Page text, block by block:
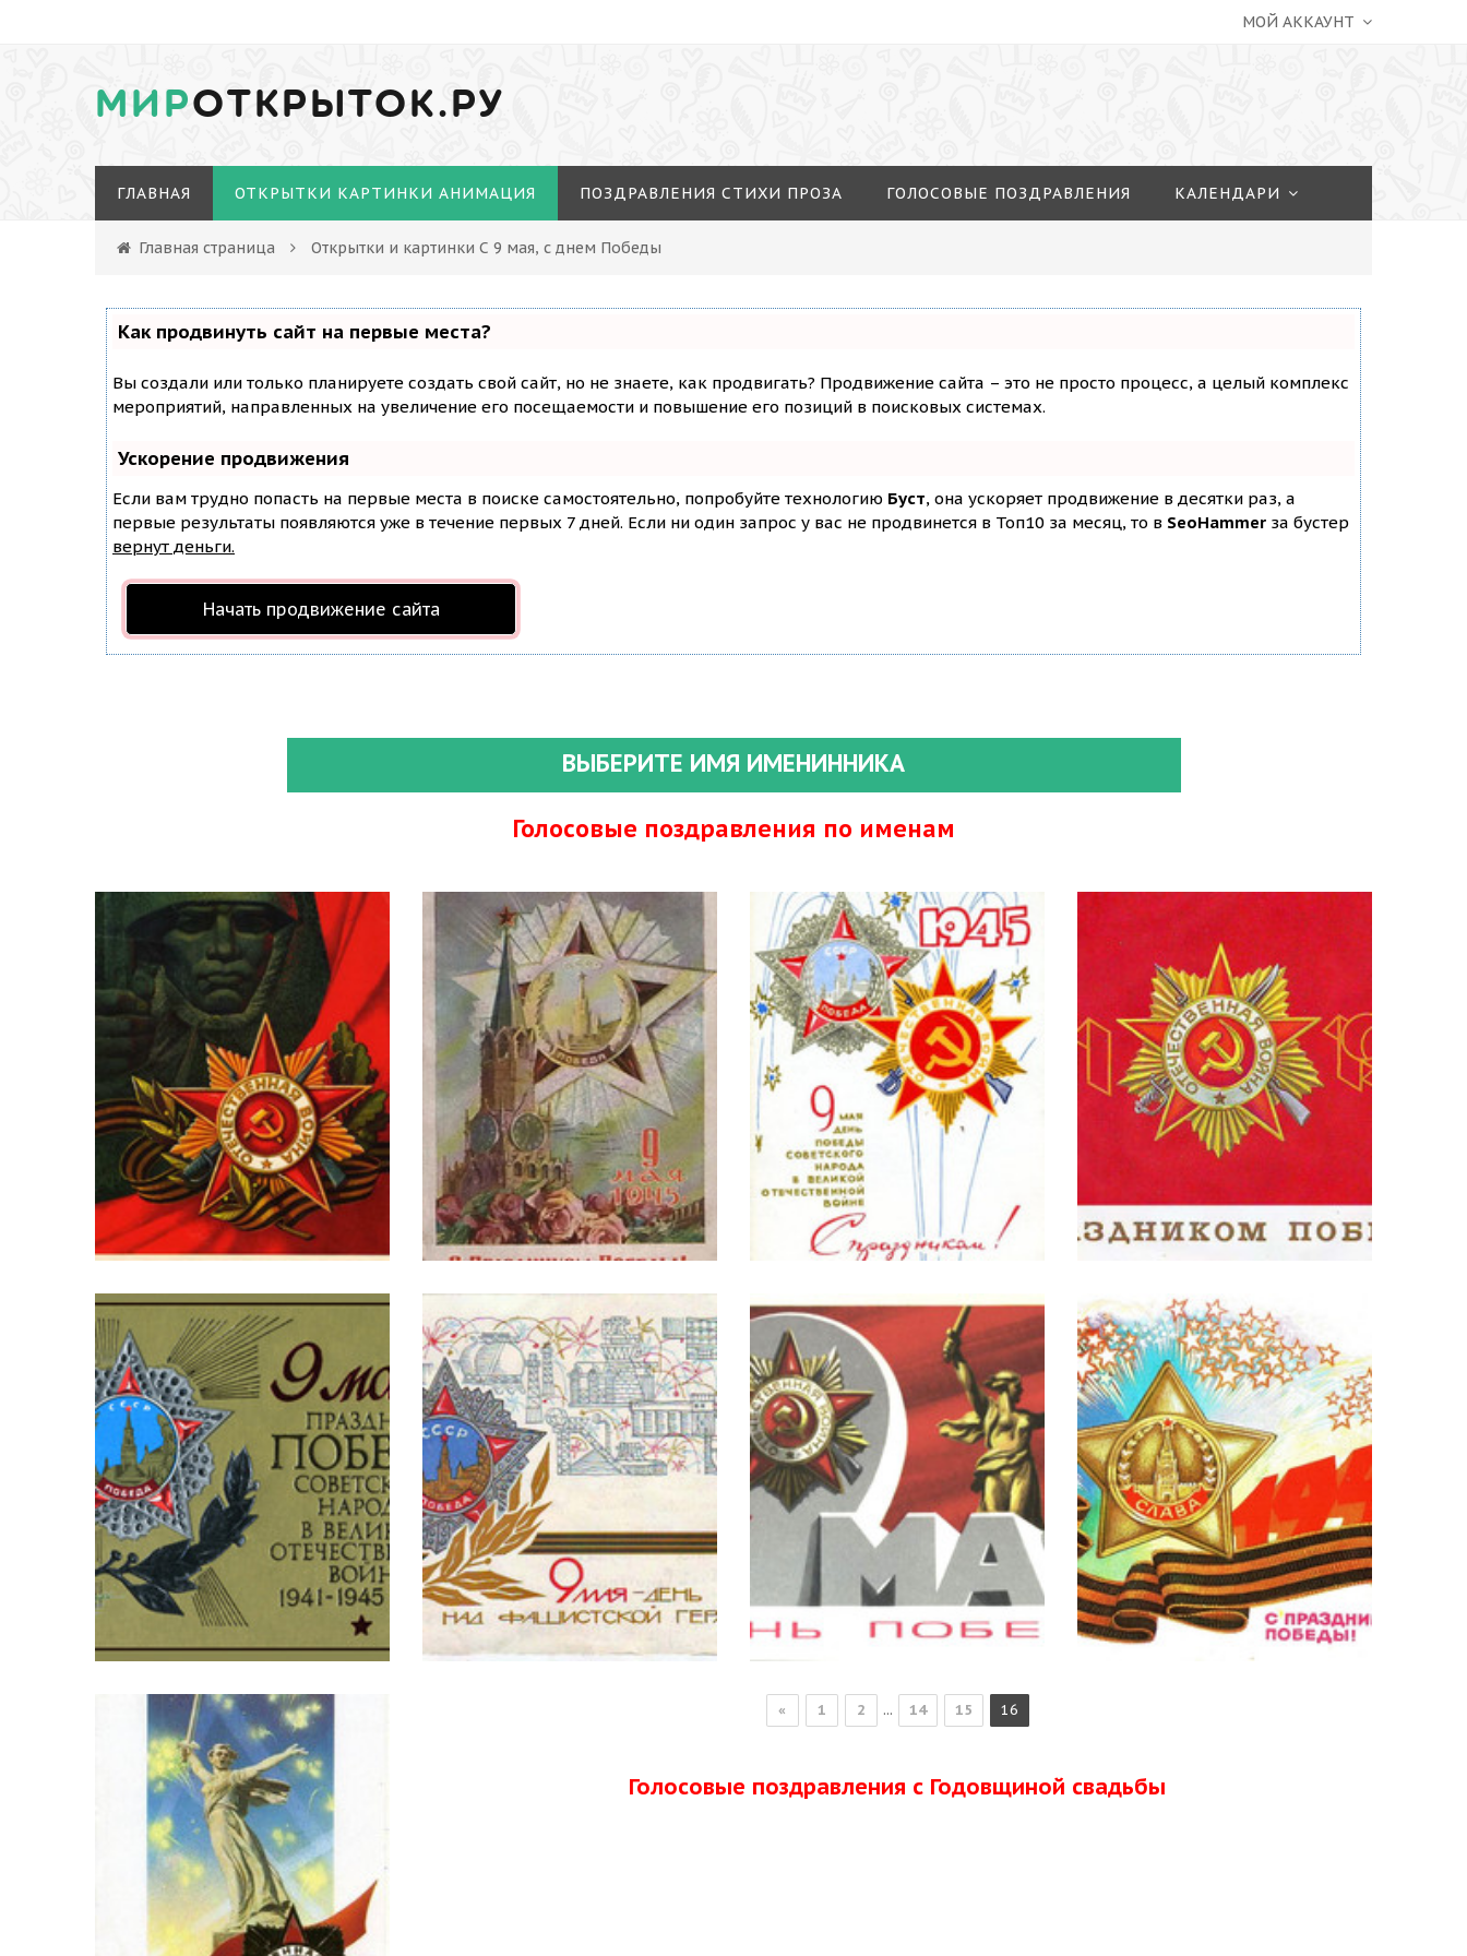
МОЙ АККАУНТ
МИРОТКРЫТОК.РУ
ГЛАВНАЯ ОТКРЫТКИ КАРТИНКИ АНИМАЦИЯ ПОЗДРАВЛЕНИЯ СТИХИ ПРОЗА ГОЛОСОВЫЕ ПОЗДРАВЛЕНИЯ КАЛЕНДАРИ
Главная страница Открытки и картинки С 9 мая, с днем Победы
Как продвинуть сайт на первые места?
Вы создали или только планируете создать свой сайт, но не знаете, как продвигать? Продвижение сайта – это не просто процесс, а целый комплекс
мероприятий, направленных на увеличение его посещаемости и повышение его позиций в поисковых системах.
Ускорение продвижения
Если вам трудно попасть на первые места в поиске самостоятельно, попробуйте технологию Буст, она ускоряет продвижение в десятки раз, а
первые результаты появляются уже в течение первых 7 дней. Если ни один запрос у вас не продвинется в Топ10 за месяц, то в SeoHammer за бустер
вернут деньги.
Начать продвижение сайта
ВЫБЕРИТЕ ИМЯ ИМЕНИННИКА
Голосовые поздравления по именам
« 1 2 ... 14 15 16
Голосовые поздравления с Годовщиной свадьбы